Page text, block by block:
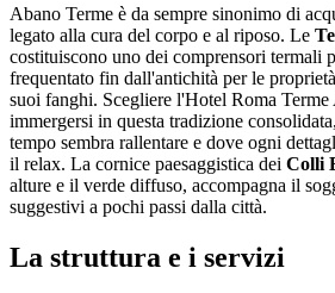
Abano Terme è da sempre sinonimo di
legato alla cura del corpo e al riposo. Le
costituiscono uno dei comprensori termali
frequentato fin dall'antichità per le
suoi fanghi. Scegliere l'Hotel Roma
immergersi in questa tradizione
tempo sembra rallentare e dove ogni
il relax. La cornice paesaggistica dei Colli
alture e il verde diffuso, accompagna il
suggestivi a pochi passi dalla città.
La struttura e i servizi